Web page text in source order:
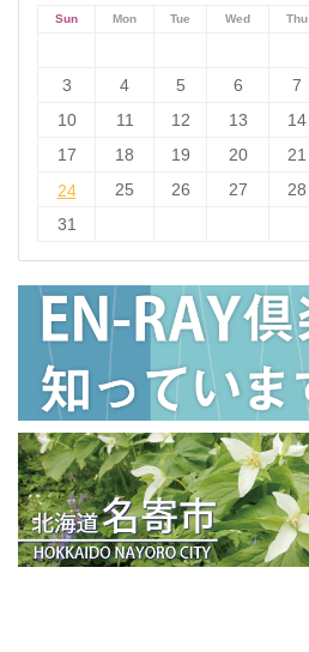
Sun Mon Tue Wed Thu
3
4 5 6 7
10
11 12 13 14
17
18 19 20 21
24
24 25 26 27 28
31